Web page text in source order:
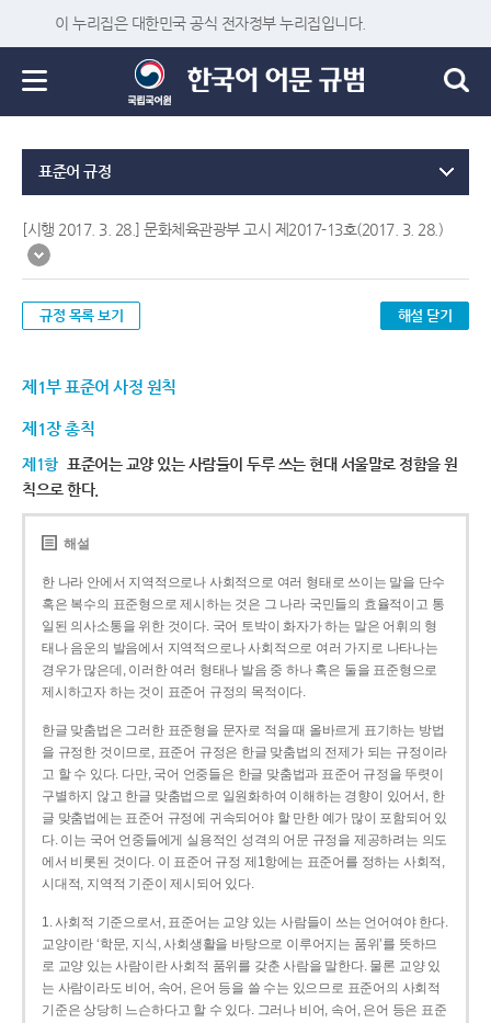
이 누리집은 대한민국 공식 전자정부 누리집입니다.
표준어 규정
[시행 2017. 3. 28.] 문화체육관광부 고시 제2017-13호(2017. 3. 28.)
규정 목록 보기 해설 닫기
제1부 표준어 사정 원칙
제1장 총칙
제1항 표준어는 교양 있는 사람들이 두루 쓰는 현대 서울말로 정함을 원
칙으로 한다.
해설
한 나라 안에서 지역적으로나 사회적으로 여러 형태로 쓰이는 말을 단수
혹은 복수의 표준형으로 제시하는 것은 그 나라 국민들의 효율적이고 통
일된 의사소통을 위한 것이다. 국어 토박이 화자가 하는 말은 어휘의 형
태나 음운의 발음에서 지역적으로나 사회적으로 여러 가지로 나타나는
경우가 많은데, 이러한 여러 형태나 발음 중 하나 혹은 둘을 표준형으로
제시하고자 하는 것이 표준어 규정의 목적이다.
한글 맞춤법은 그러한 표준형을 문자로 적을 때 올바르게 표기하는 방법
을 규정한 것이므로, 표준어 규정은 한글 맞춤법의 전제가 되는 규정이라
고 할 수 있다. 다만, 국어 언중들은 한글 맞춤법과 표준어 규정을 뚜렷이
구별하지 않고 한글 맞춤법으로 일원화하여 이해하는 경향이 있어서, 한
글 맞춤법에는 표준어 규정에 귀속되어야 할 만한 예가 많이 포함되어 있
다. 이는 국어 언중들에게 실용적인 성격의 어문 규정을 제공하려는 의도
에서 비롯된 것이다. 이 표준어 규정 제1항에는 표준어를 정하는 사회적,
시대적, 지역적 기준이 제시되어 있다.
1. 사회적 기준으로서, 표준어는 교양 있는 사람들이 쓰는 언어여야 한다.
교양이란 ‘학문, 지식, 사회생활을 바탕으로 이루어지는 품위’를 뜻하므
로 교양 있는 사람이란 사회적 품위를 갖춘 사람을 말한다. 물론 교양 있
는 사람이라도 비어, 속어, 은어 등을 쓸 수는 있으므로 표준어의 사회적
기준은 상당히 느슨하다고 할 수 있다. 그러나 비어, 속어, 은어 등은 표준